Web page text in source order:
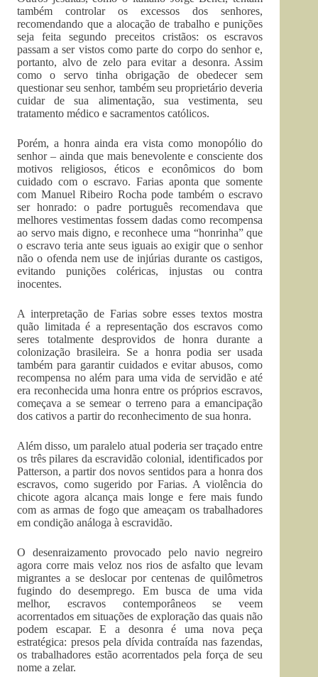
também controlar os excessos dos senhores,
recomendando que a alocação de trabalho e punições
seja feita segundo preceitos cristãos: os escravos
passam a ser vistos como parte do corpo do senhor e,
portanto, alvo de zelo para evitar a desonra. Assim
como o servo tinha obrigação de obedecer sem
questionar seu senhor, também seu proprietário deveria
cuidar de sua alimentação, sua vestimenta, seu
tratamento médico e sacramentos católicos.
Porém, a honra ainda era vista como monopólio do
senhor – ainda que mais benevolente e consciente dos
motivos religiosos, éticos e econômicos do bom
cuidado com o escravo. Farias aponta que somente
com Manuel Ribeiro Rocha pode também o escravo
ser honrado: o padre português recomendava que
melhores vestimentas fossem dadas como recompensa
ao servo mais digno, e reconhece uma “honrinha” que
o escravo teria ante seus iguais ao exigir que o senhor
não o ofenda nem use de injúrias durante os castigos,
evitando punições coléricas, injustas ou contra
inocentes.
A interpretação de Farias sobre esses textos mostra
quão limitada é a representação dos escravos como
seres totalmente desprovidos de honra durante a
colonização brasileira. Se a honra podia ser usada
também para garantir cuidados e evitar abusos, como
recompensa no além para uma vida de servidão e até
era reconhecida uma honra entre os próprios escravos,
começava a se semear o terreno para a emancipação
dos cativos a partir do reconhecimento de sua honra.
Além disso, um paralelo atual poderia ser traçado entre
os três pilares da escravidão colonial, identificados por
Patterson, a partir dos novos sentidos para a honra dos
escravos, como sugerido por Farias. A violência do
chicote agora alcança mais longe e fere mais fundo
com as armas de fogo que ameaçam os trabalhadores
em condição análoga à escravidão.
O desenraizamento provocado pelo navio negreiro
agora corre mais veloz nos rios de asfalto que levam
migrantes a se deslocar por centenas de quilômetros
fugindo do desemprego. Em busca de uma vida
melhor, escravos contemporâneos se veem
acorrentados em situações de exploração das quais não
podem escapar. E a desonra é uma nova peça
estratégica: presos pela dívida contraída nas fazendas,
os trabalhadores estão acorrentados pela força de seu
nome a zelar.